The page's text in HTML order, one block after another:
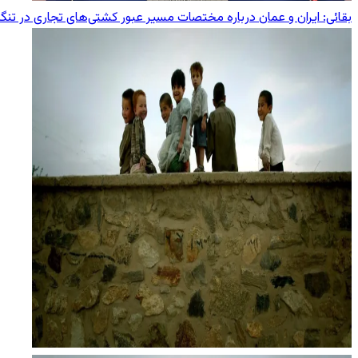
بقائی: ایران و عمان درباره مختصات مسیر عبور کشتی‌های تجاری در